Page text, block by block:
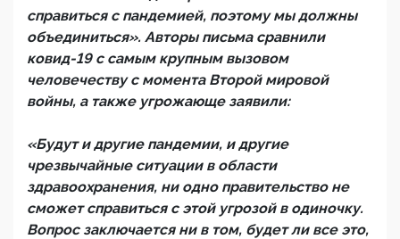
справиться с пандемией, поэтому мы должны
объединиться». Авторы письма сравнили
ковид-19 с самым крупным вызовом
человечеству с момента Второй мировой
войны, а также угрожающе заявили:
«Будут и другие пандемии, и другие
чрезвычайные ситуации в области
здравоохранения, ни одно правительство не
сможет справиться с этой угрозой в одиночку.
Вопрос заключается ни в том, будет ли все это,